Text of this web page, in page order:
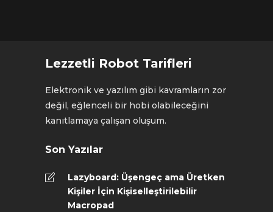
Lezzetli Robot Tarifleri
Elektronik ve yazılım gibi kavramların zor
değil, eğlenceli bir hobi olabileceğini
kanıtlamaya çalışan oluşum.
Son Yazılar
Lazyboard: Üşengeç ama Üretken
Kişiler İçin Kişiselleştirilebilir
Macropad